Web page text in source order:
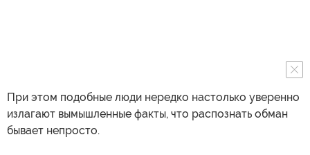
При этом подобные люди нередко настолько уверенно
излагают вымышленные факты, что распознать обман
бывает непросто.